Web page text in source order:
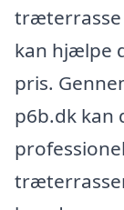
træterrasse
kan hjælpe
pris.
p6b.dk kan